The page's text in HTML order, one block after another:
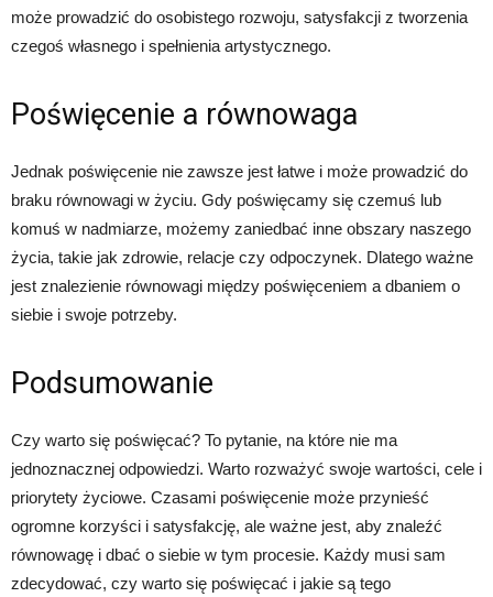
może prowadzić do osobistego rozwoju, satysfakcji z tworzenia
czegoś własnego i spełnienia artystycznego.
Poświęcenie a równowaga
Jednak poświęcenie nie zawsze jest łatwe i może prowadzić do
braku równowagi w życiu. Gdy poświęcamy się czemuś lub
komuś w nadmiarze, możemy zaniedbać inne obszary naszego
życia, takie jak zdrowie, relacje czy odpoczynek. Dlatego ważne
jest znalezienie równowagi między poświęceniem a dbaniem o
siebie i swoje potrzeby.
Podsumowanie
Czy warto się poświęcać? To pytanie, na które nie ma
jednoznacznej odpowiedzi. Warto rozważyć swoje wartości, cele i
priorytety życiowe. Czasami poświęcenie może przynieść
ogromne korzyści i satysfakcję, ale ważne jest, aby znaleźć
równowagę i dbać o siebie w tym procesie. Każdy musi sam
zdecydować, czy warto się poświęcać i jakie są tego